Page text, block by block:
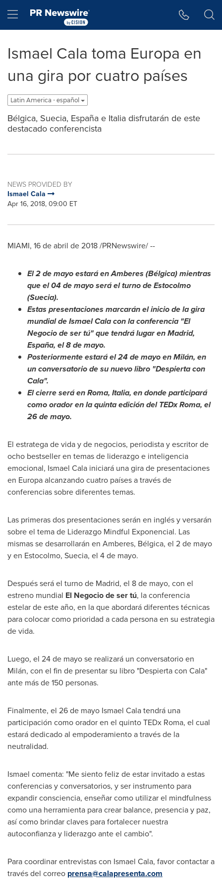
Hamburger menu
Ismael Cala toma Europa en
una gira por cuatro países
Latin America - español
Bélgica, Suecia, España e Italia disfrutarán de este
destacado conferencista
NEWS PROVIDED BY
Ismael Cala
Apr 16, 2018, 09:00 ET
MIAMI, 16 de abril de 2018 /PRNewswire/ --
El 2 de mayo estará en Amberes (Bélgica) mientras
que el 04 de mayo será el turno de Estocolmo
(Suecia).
Estas presentaciones marcarán el inicio de la gira
mundial deIsmael Calacon la conferencia "El
Negocio de ser tú" que tendrá lugar enMadrid,
España, el 8 de mayo.
Posteriormente estará el 24 de mayo en Milán, en
un conversatorio de su nuevo libro "Despierta con
Cala".
El cierre será enRoma, Italia, en donde participará
como orador en la quinta edición del TEDx Roma, el
26 de mayo.
El estratega de vida y de negocios, periodista y escritor de
ocho bestseller en temas de liderazgo e inteligencia
emocional, Ismael Cala iniciará una gira de presentaciones
en Europa alcanzando cuatro países a través de
conferencias sobre diferentes temas.
Las primeras dos presentaciones serán en inglés y versarán
sobre el tema de Liderazgo Mindful Exponencial. Las
mismas se desarrollarán en Amberes, Bélgica, el 2 de mayo
y en Estocolmo, Suecia, el 4 de mayo.
Después será el turno de Madrid, el 8 de mayo, con el
estreno mundial El Negocio de ser tú, la conferencia
estelar de este año, en la que abordará diferentes técnicas
para colocar como prioridad a cada persona en su estrategia
de vida.
Luego, el 24 de mayo se realizará un conversatorio en
Milán, con el fin de presentar su libro "Despierta con Cala"
ante más de 150 personas.
Finalmente, el 26 de mayo Ismael Calatendrá una
participación como orador en el quinto TEDx Roma, el cual
estará dedicado al empoderamiento a través de la
neutralidad.
Ismael comenta: "Me siento feliz de estar invitado a estas
conferencias y conversatorios, y ser instrumento para
expandir consciencia, enseñar como utilizar el mindfulness
como una herramienta para crear balance, presencia y paz,
así como brindar claves para fortalecer nuestra
autoconfianza y liderazgo ante el cambio".
Para coordinar entrevistas con Ismael Cala, favor contactar a
través del correo prensa@calapresenta.com